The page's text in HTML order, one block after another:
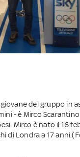
giovane del gruppo in
- è Mirco
Mirco è nato il 16
di Londra a 17 anni